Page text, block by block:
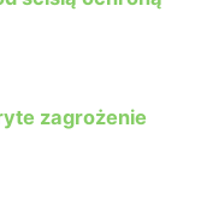
zagrożenie